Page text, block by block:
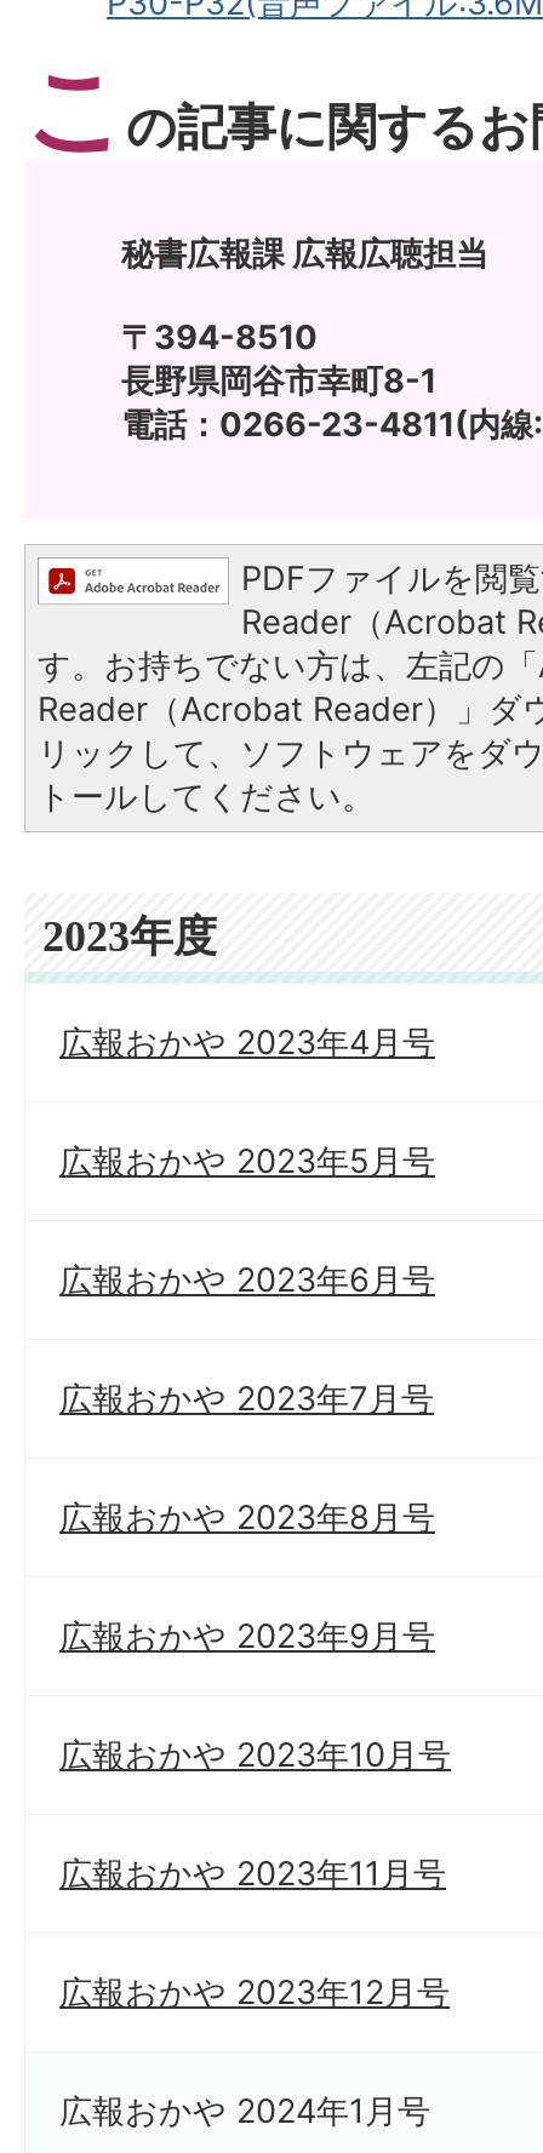
こ の記事に関する
秘書広報課 広報広聴担当
〒394-8510
長野県岡谷市幸町8-1
電話：0266-23-4811(内
PDFファイルを閲
Reader（Acrobat
す。お持ちでない方は、左記の
Reader（Acrobat Reader）」ダ
リックして、ソフトウェアをダ
トールしてください。
2023年度
広報おかや 2023年4月号
広報おかや 2023年5月号
広報おかや 2023年6月号
広報おかや 2023年7月号
広報おかや 2023年8月号
広報おかや 2023年9月号
広報おかや 2023年10月号
広報おかや 2023年11月号
広報おかや 2023年12月号
広報おかや 2024年1月号